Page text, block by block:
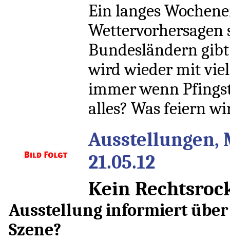
Ein langes
Wettervorhersagen
Bundesländern
wird wieder mit
immer wenn
alles? Was feiern
Ausstellungen,
21.05.12
Kein
Ausstellung informiert
Szene?